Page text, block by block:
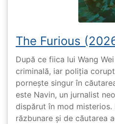
The Furious
După ce fiica lui Wang
criminală, iar poliția
pornește singur în
este Navin, un jurnalist
dispărut în mod
răzbunare și de căutarea